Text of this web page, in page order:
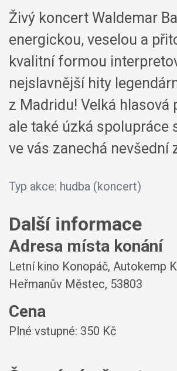
Živý koncert Waldemar
energickou, veselou a
kvalitní formou
nejslavnější hity
z Madridu! Velká hlasová
ale také úzká spolupráce
ve vás zanechá nevšední
Typ akce: hudba (koncert)
Další informace
Adresa místa konání
Letní kino Konopáč, Autokemp
Heřmanův Městec, 53803
Cena
Plné vstupné: 350 Kč